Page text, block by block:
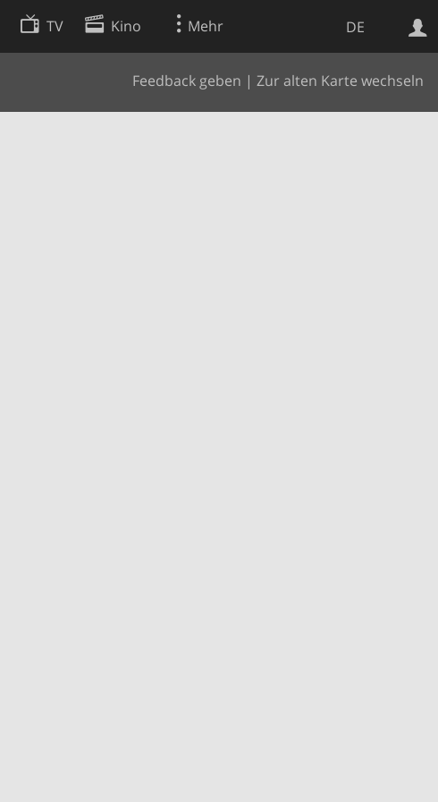
DE
TV Kino Mehr
Feedback geben | Zur alten Karte wechseln
Websuche